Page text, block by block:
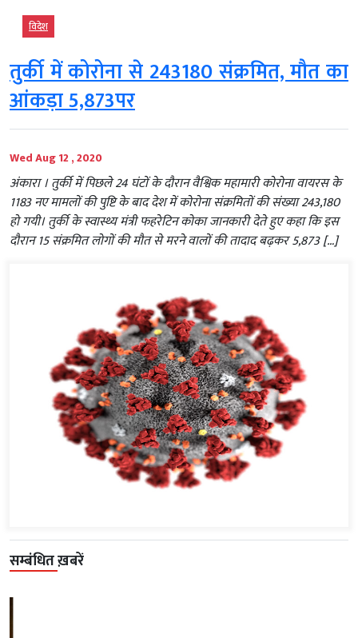
विदेश
तुर्की में कोरोना से 243180 संक्रमित, मौत का
आंकड़ा 5,873पर
Wed Aug 12 , 2020
अंकारा । तुर्की में पिछले 24 घंटों के दौरान वैश्विक महामारी कोरोना वायरस के
1183 नए मामलों की पुष्टि के बाद देश में कोरोना संक्रमितों की संख्या 243,180
हो गयी। तुर्की के स्वास्थ्य मंत्री फहरेटिन कोका जानकारी देते हुए कहा कि इस
दौरान 15 संक्रमित लोगों की मौत से मरने वालों की तादाद बढ़कर 5,873 […]
सम्बंधित ख़बरें